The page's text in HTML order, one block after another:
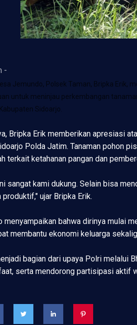
-
Jemundo, Polsek Taman, Bripka Erik,
untuk meninjau perkembangan
Sidoarjo.
Bripka Erik memberikan apresiasi
Polda Jatim. Tanaman pohon
terkait ketahanan pangan dan
sangat kami dukung. Selain bisa
ujar Bripka Erik.
menyampaikan bahwa dirinya mulai
membantu ekonomi keluarga
bagian dari upaya Polri melalui
serta mendorong partisipasi aktif